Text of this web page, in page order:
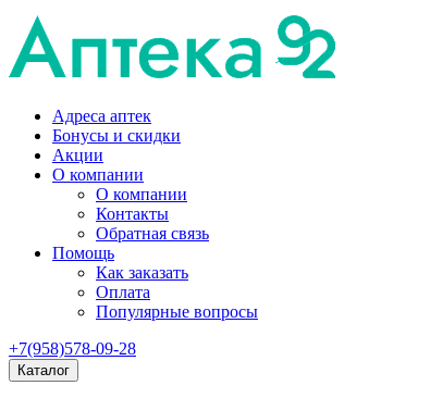
Адреса аптек
Бонусы и скидки
Акции
О компании
О компании
Контакты
Обратная связь
Помощь
Как заказать
Оплата
Популярные вопросы
+7(958)578-09-28
Каталог